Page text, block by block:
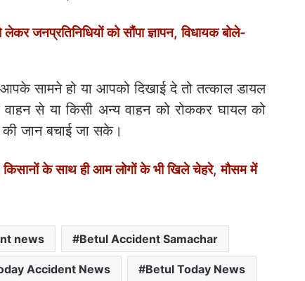
जनप्रतिनिधियों को सौंपा ज्ञापन, विधायक बोले-
आपके सामने हो या आपको दिखाई दे तो तत्काल डायल
से या किसी अन्य वाहन को रोककर घायल को
की जान बचाई जा सके।
के साथ ही आम लोगों के भी खिले चेहरे, मौसम में
news Betul Accident Samachar
Accident News Betul Today News